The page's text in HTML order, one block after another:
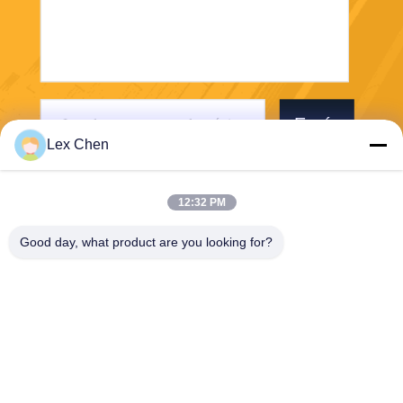
Envío
Lex Chen
12:32 PM
Good day, what product are you looking for?